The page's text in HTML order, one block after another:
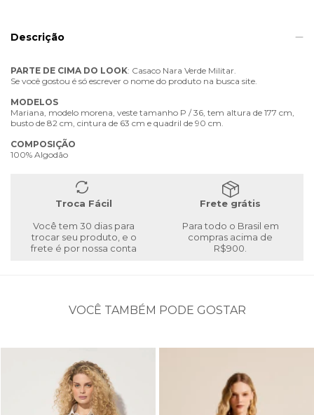
Descrição
PARTE DE CIMA DO LOOK: Casaco Nara Verde Militar.
Se você gostou é só escrever o nome do produto na busca site.
MODELOS
Mariana, modelo morena, veste tamanho P / 36, tem altura de 177 cm,
busto de 82 cm, cintura de 63 cm e quadril de 90 cm.
COMPOSIÇÃO
100% Algodão
Troca Fácil
Você tem 30 dias para
trocar seu produto, e o
frete é por nossa conta
Frete grátis
Para todo o Brasil em
compras acima de
R$900.
VOCÊ TAMBÉM PODE GOSTAR